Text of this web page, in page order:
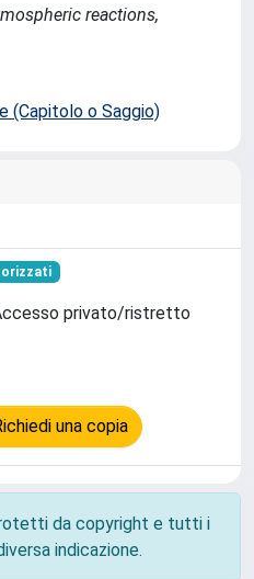
reactions,
(Capitolo o Saggio)
privato/ristretto
una copia
da copyright e tutti i
indicazione.